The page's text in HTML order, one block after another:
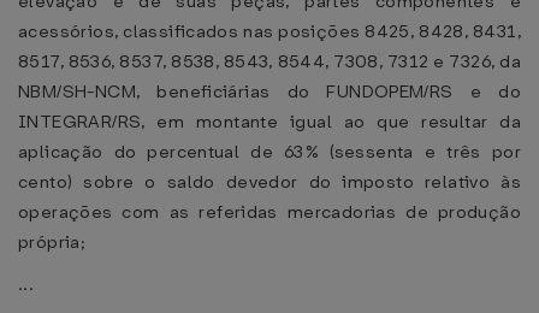
acessórios, classificados nas posições 8425, 8428, 8431,
8517, 8536, 8537, 8538, 8543, 8544, 7308, 7312 e 7326, da
NBM/SH-NCM, beneficiárias do FUNDOPEM/RS e do
INTEGRAR/RS, em montante igual ao que resultar da
aplicação do percentual de 63% (sessenta e três por
cento) sobre o saldo devedor do imposto relativo às
operações com as referidas mercadorias de produção
própria;
...